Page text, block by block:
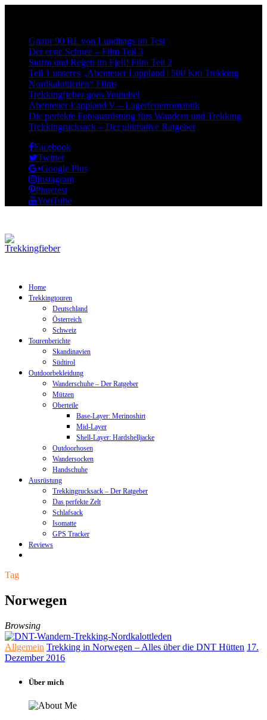
Gnaur 90 RL von Lundhags im Test
Der erste Schnee – Film Teil 3
Sturm und Regen im Fjell! Film Teil 2
Teil 1 unseres „Abenteuer Lappland | 500 Km Trekking
Nordkalottleden“ Films
Trekkingfieber goes Youtube!
Abenteuer Lappland V – Lagerfeuerromantik
Die perfekte Fotoausrüstung fürs Wandern und Trekking
Trekkingrucksack – Der ultimative Ratgeber
Facebook
Twitter
Google Plus
Instagram
Pinterest
YouTube
Home
Trekkingtouren
Deutschland
Österreich
Schweiz
Tourenberichte
Skandinavien
Südtirol
Outdoorbekleidung
Wanderschuhe – Der Ratgeber
Mützen
Oberteile
Base-Layer: Merinoshirt
Mid-Layer
Shell-Layer: Hardshelljacke
Outdoorhosen
Wandersocken
Handschuhe
Ausrüstung
Trekkingrucksack – Der Ratgeber
Das perfekte Zelt
Schlafsack
Isomatte
GPS Tracker
Reviews
Tag
Norwegen
Browsing
Allgemein Trekking in Norwegen – Alles über die DNT Hütten 17.
Dezember 2016
Über mich